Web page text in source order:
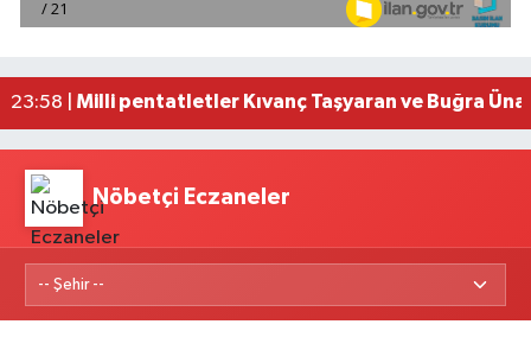
00:39 |
Mersin'de uyuşturucu operasyonunda 190
23:58 | Milli pentatletler Kıvanç Taşyaran ve Buğra
Nöbetçi Eczaneler